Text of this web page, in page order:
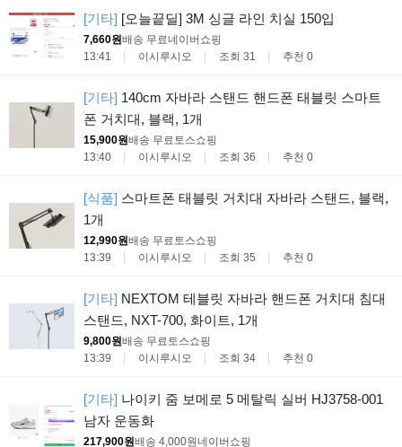
[기타] [오늘끝딜] 3M 싱글 라인 치실 150입
7,660원배송 무료네이버쇼핑
13:41
이시루시오 조회 31 추천 0
[기타] 140cm 자바라 스탠드 핸드폰 태블릿 스마트
폰 거치대, 블랙, 1개
15,900원배송 무료토스쇼핑
13:40
이시루시오 조회 36 추천 0
[식품] 스마트폰 태블릿 거치대 자바라 스탠드, 블랙,
1개
12,990원배송 무료토스쇼핑
13:39
이시루시오 조회 35 추천 0
[기타] NEXTOM 테블릿 자바라 핸드폰 거치대 침대
스탠드, NXT-700, 화이트, 1개
9,800원배송 무료토스쇼핑
13:39
이시루시오 조회 34 추천 0
[기타] 나이키 줌 보메로 5 메탈릭 실버 HJ3758-001
남자 운동화
217,900원배송 4,000원네이버쇼핑